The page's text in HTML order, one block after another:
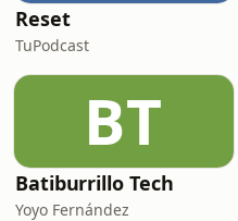
Reset
TuPodcast
BT
Batiburrillo Tech
Yoyo Fernández